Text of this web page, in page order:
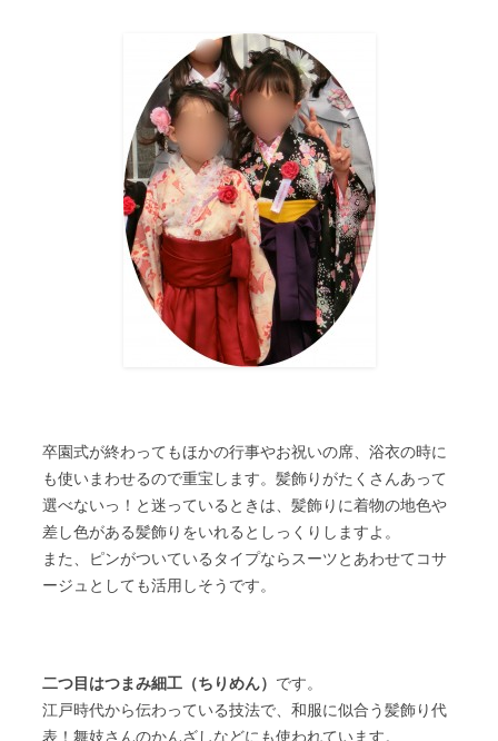
卒園式が終わってもほかの行事やお祝いの席、浴衣の時に
も使いまわせるので重宝します。髪飾りがたくさんあって
選べないっ！と迷っているときは、髪飾りに着物の地色や
差し色がある髪飾りをいれるとしっくりしますよ。
また、ピンがついているタイプならスーツとあわせてコサ
ージュとしても活用しそうです。
二つ目はつまみ細工（ちりめん） です。
江戸時代から伝わっている技法で、和服に似合う髪飾り代
表！舞妓さんのかんざしなどにも使われています。